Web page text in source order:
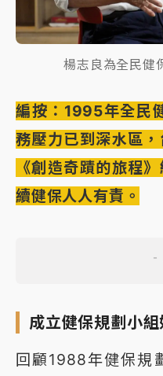
楊志良為全民健
編按：1995年全民
務壓力已到深水區
《創造奇蹟的旅程
續健保人人有責。
成立健保規劃小組
回顧1988年健保規